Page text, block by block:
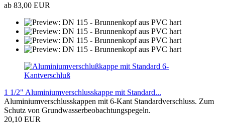
ab 83,00 EUR
1 1/2" Aluminiumverschlusskappe mit Standard...
Aluminiumverschlusskappen mit 6-Kant Standardverschluss. Zum
Schutz von Grundwasserbeobachtungspegeln.
20,10 EUR